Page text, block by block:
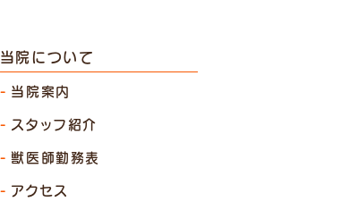
当院について
当院案内
スタッフ紹介
獣医師勤務表
アクセス